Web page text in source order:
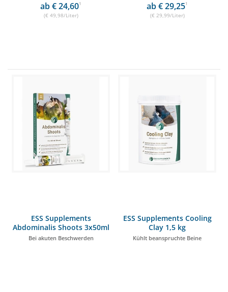
ab € 24,601
(€ 49,98/Liter)
ab € 29,251
(€ 29,99/Liter)
ESS Supplements
Abdominalis Shoots 3x50ml
Bei akuten Beschwerden
ESS Supplements Cooling
Clay 1,5 kg
Kühlt beanspruchte Beine